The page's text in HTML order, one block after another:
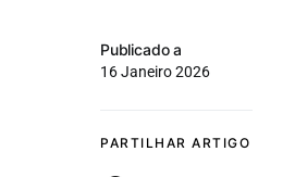
Publicado a
16 Janeiro 2026
PARTILHAR ARTIGO